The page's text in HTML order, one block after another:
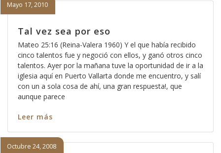
Tal vez sea por eso
Mayo 17, 2010
Mateo 25:16 (Reina-Valera 1960) Y el que había recibido
cinco talentos fue y negoció con ellos, y ganó otros cinco
talentos. Ayer por la mañana tuve la oportunidad de ir a la
iglesia aquí en Puerto Vallarta donde me encuentro, y salí
con un a sola cosa de ahí, una gran respuesta!, que
aunque parece
Leer más
Octubre 24, 2008